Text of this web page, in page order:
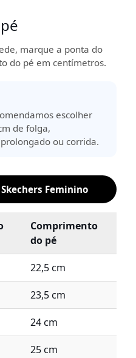
marque a ponta do
do pé em centímetros.
escolher
de folga,
ou corrida.
Feminino
Comprimento
do pé
22,5 cm
23,5 cm
24 cm
25 cm